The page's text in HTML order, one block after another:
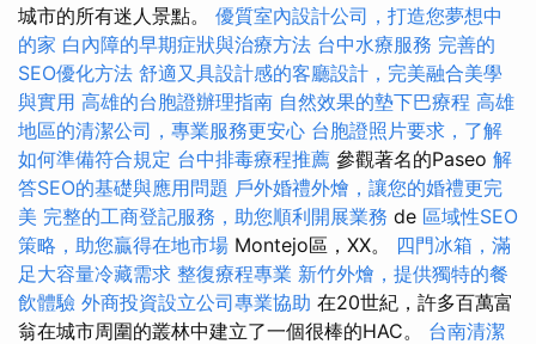
城市的所有迷人景點。 優質室內設計公司，打造您夢想中
的家 白內障的早期症狀與治療方法 台中水療服務 完善的
SEO優化方法 舒適又具設計感的客廳設計，完美融合美學
與實用 高雄的台胞證辦理指南 自然效果的墊下巴療程 高雄
地區的清潔公司，專業服務更安心 台胞證照片要求，了解
如何準備符合規定 台中排毒療程推薦 參觀著名的Paseo 解
答SEO的基礎與應用問題 戶外婚禮外燴，讓您的婚禮更完
美 完整的工商登記服務，助您順利開展業務 de 區域性SEO
策略，助您贏得在地市場 Montejo區，XX。 四門冰箱，滿
足大容量冷藏需求 整復療程專業 新竹外燴，提供獨特的餐
飲體驗 外商投資設立公司專業協助 在20世紀，許多百萬富
翁在城市周圍的叢林中建立了一個很棒的HAC。 台南清潔